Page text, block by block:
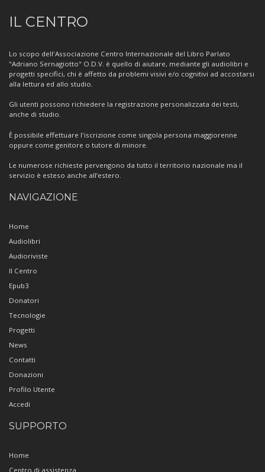
Informazioni
sul
Centro
IL CENTRO
Lo scopo dell'Associazione Centro Internazionale del Libro Parlato
"Adriano Sernagiotto" O.D.V. è quello di aiutare, mediante gli audiolibri e
progetti specifici, chi è affetto da problemi visivi e/o cognitivi ad accostarsi
alla lettura ed allo studio.
Gli utenti possono richiedere la registrazione personalizzata dei testi,
anche di studio.
È possibile effettuare l'iscrizione come singola persona maggiorenne
oppure come genitore o tutore di minore.
Le numerose richieste pervengono da tutto il territorio nazionale ma il
servizio è esteso anche all’estero.
NAVIGAZIONE
Home
Audiolibri
Audioriviste
Il Centro
Epub3
Donatori
Tecnologie
Progetti
News
Contatti
Donazioni
Profilo Utente
Accedi
SUPPORTO
Home
Centro di assistenza